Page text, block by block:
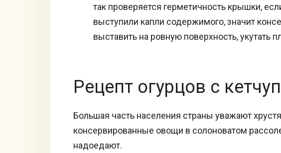
так проверяется герметичность крышки,
выступили капли содержимого, значит
выставить на ровную поверхность, укутать
Рецепт огурцов с
Большая часть населения страны уважают
консервированные овощи в солоноватом
надоедают.